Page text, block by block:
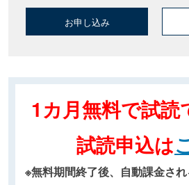
お申し込み
1カ月無料で試読
試読申込は
※無料期間終了後、自動課金さ